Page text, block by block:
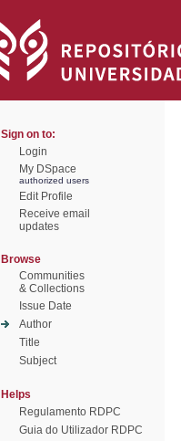
Sign on to:
Login
My DSpace
authorized users
Edit Profile
Receive email
updates
Browse
Communities
& Collections
Issue Date
Author
Title
Subject
Helps
Regulamento RDPC
Guia do Utilizador RDPC